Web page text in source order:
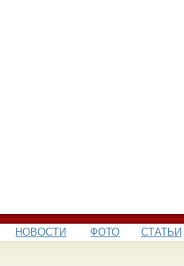
НОВОСТИ ФОТО СТАТЬИ